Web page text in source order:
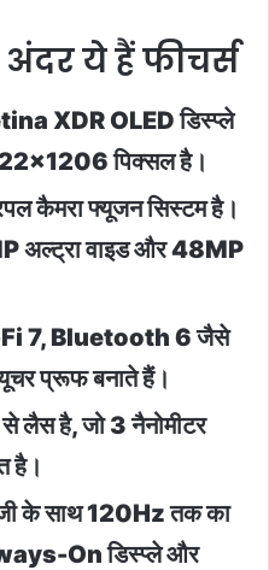
ये हैं फीचर्स
XDR OLED डिस्प्ले
पिक्सल है।
कैमरा फ्यूजन सिस्टम है।
अल्ट्रा वाइड और 48MP
7, Bluetooth 6 जैसे
प्रूफ बनाते हैं।
है, जो 3 नैनोमीटर
है।
के साथ 120Hz तक का
On डिस्प्ले और